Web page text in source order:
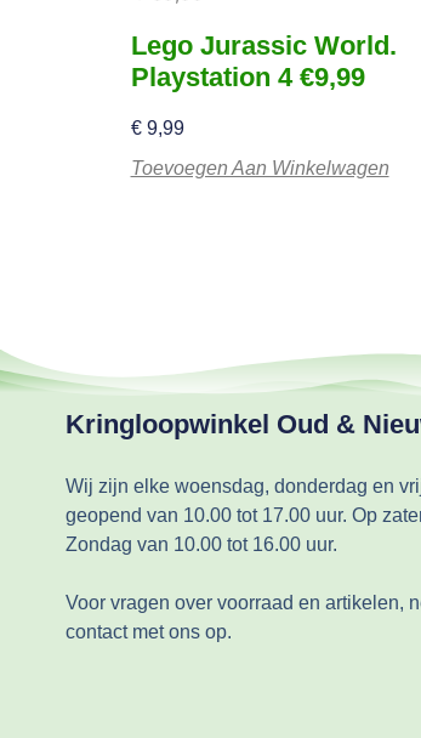
Lego Jurassic World.
Playstation 4 €9,99
€9,99
Toevoegen Aan Winkelwagen
Kringloopwinkel Oud &
Wij zijn elke woensdag, donderdag en
geopend van 10.00 tot 17.00 uur. Op
Zondag van 10.00 tot 16.00 uur.
Voor vragen over voorraad en artikelen,
contact met ons op.